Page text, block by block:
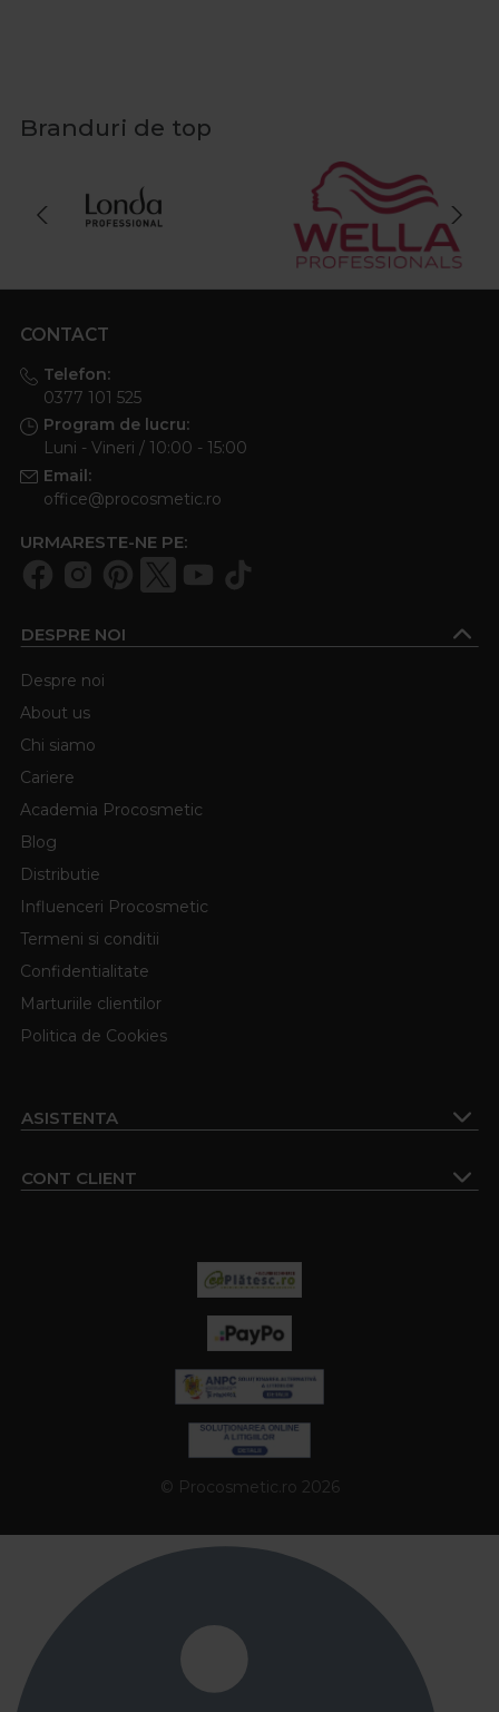
Branduri de top
CONTACT
Telefon:
0377 101 525
Program de lucru:
Luni - Vineri / 10:00 - 15:00
Email:
office@procosmetic.ro
URMARESTE-NE PE:
DESPRE NOI
Despre noi
About us
Chi siamo
Cariere
Academia Procosmetic
Blog
Distributie
Influenceri Procosmetic
Termeni si conditii
Confidentialitate
Marturiile clientilor
Politica de Cookies
ASISTENTA
CONT CLIENT
© Procosmetic.ro 2026